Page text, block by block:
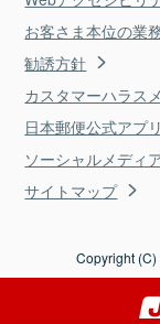
お客さま本位の業
勧誘方針
カスタマーハラス
日本郵便公式アプ
ソーシャルメディ
サイトマップ
Copyright (C)